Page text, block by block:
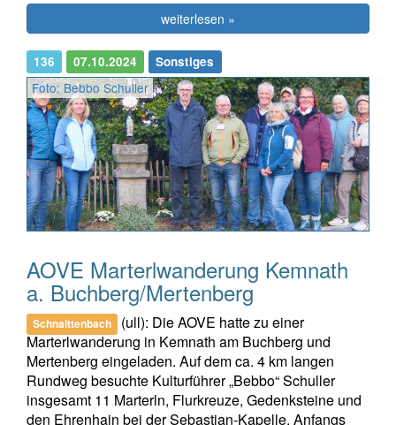
weiterlesen »
136 07.10.2024 Sonstiges
Foto: Bebbo Schuller
AOVE Marterlwanderung Kemnath
a. Buchberg/Mertenberg
Schnaittenbach
(ull): Die AOVE hatte zu einer
Marterlwanderung in Kemnath am Buchberg und
Mertenberg eingeladen. Auf dem ca. 4 km langen
Rundweg besuchte Kulturführer „Bebbo“ Schuller
insgesamt 11 Marterln, Flurkreuze, Gedenksteine und
den Ehrenhain bei der Sebastian-Kapelle. Anfangs